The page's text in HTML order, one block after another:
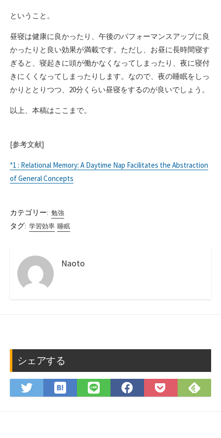
ということ。
昼寝は健康に良かったり、午後のパフォーマンスアップに良
かったりと良い効果が満載です。ただし、お昼に長時間寝す
ぎると、寝起きに頭が働かなくなってしまったり、夜に寝付
きにくくなってしまったりします。なので、夜の睡眠をしっ
かりととりつつ、20分くらい昼寝をするのが良いでしょう。
以上、本稿はここまで。
[参考文献]
*1 : Relational Memory: A Daytime Nap Facilitates the Abstraction
of General Concepts
カテゴリー: 勉強
タグ: 学習効率 睡眠
Naoto
シェアする
Twitter
で
は
て
LINE
で
Facebook
で
Pocket
に
で